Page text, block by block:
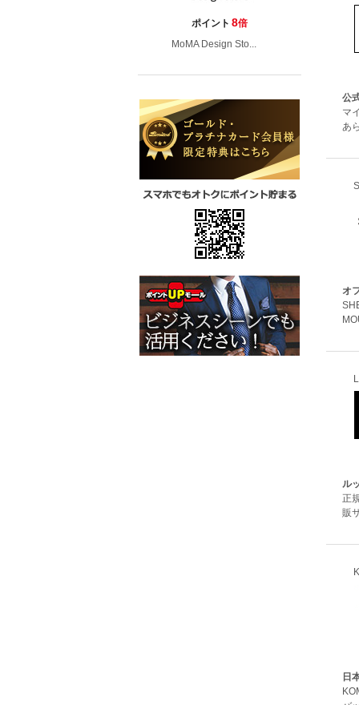
ポイント 8倍
MoMA Design Sto...
公
マ
あ
オ
ル
正
販
日